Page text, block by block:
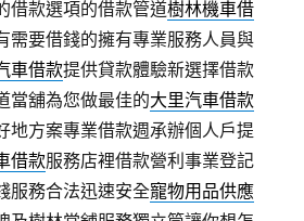
借款選項的借款管道樹林機車借
需要借錢的擁有專業服務人員與
車借款提供貸款體驗新選擇借款
當舖為您做最佳的大里汽車借款
地方案專業借款週承辦個人戶提
借款服務店裡借款營利事業登記
服務合法迅速安全寵物用品供應